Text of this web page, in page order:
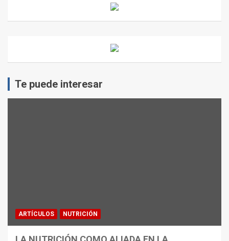
Te puede interesar
ARTÍCULOS NUTRICIÓN